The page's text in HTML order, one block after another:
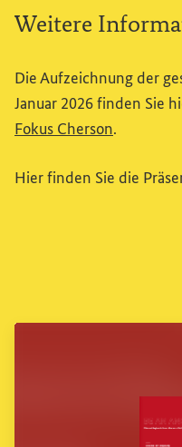
Weitere
Die Aufzeichnung der
Januar 2026 finden Sie
Fokus Cherson(Externer
.
Hier finden Sie die